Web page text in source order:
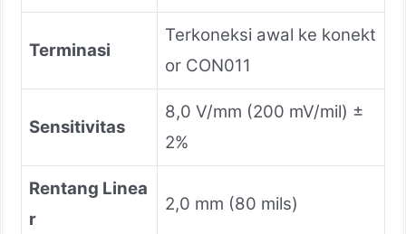
Terminasi
Terkoneksi awal ke konekt
or CON011
Sensitivitas
8,0 V/mm (200 mV/mil) ±
2%
Rentang Linea
r
2,0 mm (80 mils)